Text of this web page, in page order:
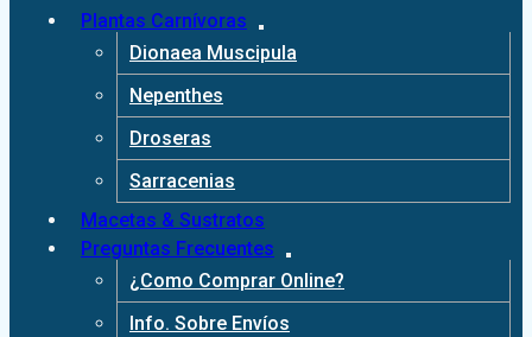
Plantas Carnívoras
Dionaea Muscipula
Nepenthes
Droseras
Sarracenias
Macetas & Sustratos
Preguntas Frecuentes
¿Como Comprar Online?
Info. Sobre Envíos